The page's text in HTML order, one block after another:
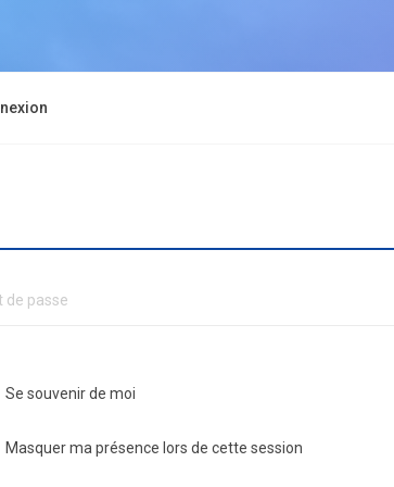
Se souvenir de moi
Masquer ma présence lors de cette session